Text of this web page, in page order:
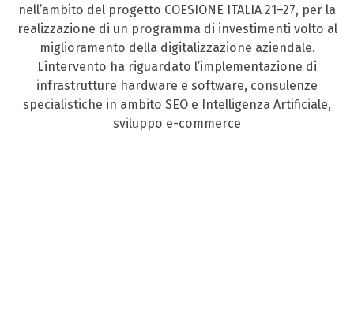
nell’ambito del progetto COESIONE ITALIA 21–27, per la
realizzazione di un programma di investimenti volto al
miglioramento della digitalizzazione aziendale.
L’intervento ha riguardato l’implementazione di
infrastrutture hardware e software, consulenze
specialistiche in ambito SEO e Intelligenza Artificiale,
sviluppo e-commerce